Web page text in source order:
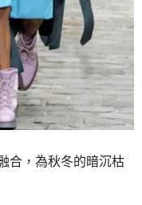
合，為秋冬的暗沉枯